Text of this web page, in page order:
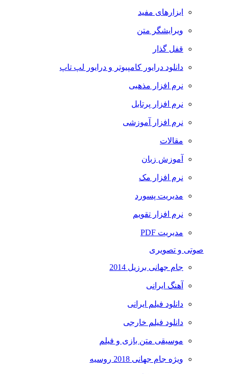
ابزارهای مفید
ویرایشگر متن
قفل گذار
دانلود درایور کامپیوتر و درایور لپ تاپ
نرم افزار مذهبی
نرم افزار پرتابل
نرم افزار آموزشی
مقالات
آموزش زبان
نرم افزار مک
مدیریت پسورد
نرم افزار تقویم
مدیریت PDF
صوتی و تصویری
جام جهانی برزیل 2014
آهنگ ایرانی
دانلود فیلم ایرانی
دانلود فیلم خارجی
موسیقی متن بازی و فیلم
ویژه جام جهانی 2018 روسیه